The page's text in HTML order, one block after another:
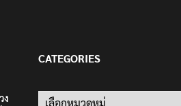
ง
CATEGORIES
Categories